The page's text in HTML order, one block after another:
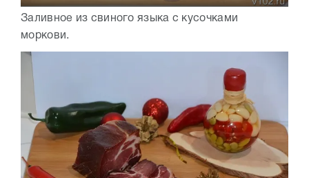
Заливное из свиного языка с кусочками
моркови.